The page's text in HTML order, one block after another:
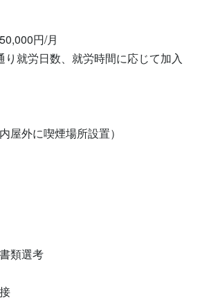
円/月
就労日数、就労時間に応じて加入
外に喫煙場所設置）
類選考